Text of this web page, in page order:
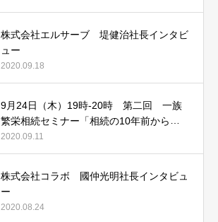
株式会社エルサーブ 堤健治社長インタビ
ュー
2020.09.18
9月24日（木）19時‐20時 第二回 一族
繁栄相続セミナー「相続の10年前からや
るべき3つの事とは！？」
2020.09.11
株式会社コラボ 國仲光明社長インタビュ
ー
2020.08.24